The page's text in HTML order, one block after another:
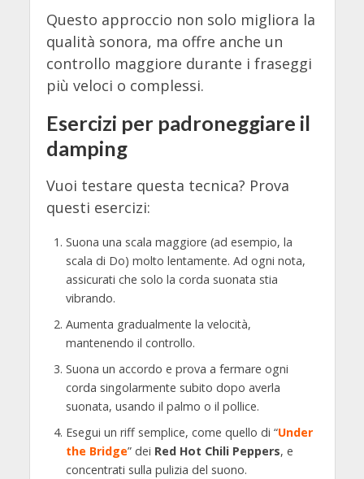
Questo approccio non solo migliora la
qualità sonora, ma offre anche un
controllo maggiore durante i fraseggi
più veloci o complessi.
Esercizi per padroneggiare il
damping
Vuoi testare questa tecnica? Prova
questi esercizi:
Suona una scala maggiore (ad esempio, la
scala di Do) molto lentamente. Ad ogni nota,
assicurati che solo la corda suonata stia
vibrando.
Aumenta gradualmente la velocità,
mantenendo il controllo.
Suona un accordo e prova a fermare ogni
corda singolarmente subito dopo averla
suonata, usando il palmo o il pollice.
Esegui un riff semplice, come quello di “Under
the Bridge” dei Red Hot Chili Peppers, e
concentrati sulla pulizia del suono.